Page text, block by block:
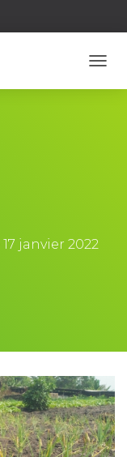
É
V
N
17 janvier 2022